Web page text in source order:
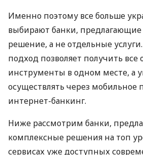
Именно поэтому все больше
выбирают банки,
решение, а не отдельные
подход позволяет получить все
инструменты в одном месте, а
осуществлять через
интернет-банкинг.
Ниже рассмотрим банки,
комплексные решения на топ
сервисах уже доступных